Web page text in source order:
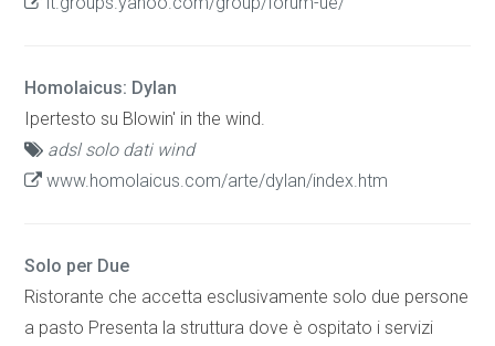
Homolaicus: Dylan
Ipertesto su Blowin' in the wind.
adsl solo dati wind
www.homolaicus.com/arte/dylan/index.htm
Solo per Due
Ristorante che accetta esclusivamente solo due persone
a pasto Presenta la struttura dove è ospitato i servizi